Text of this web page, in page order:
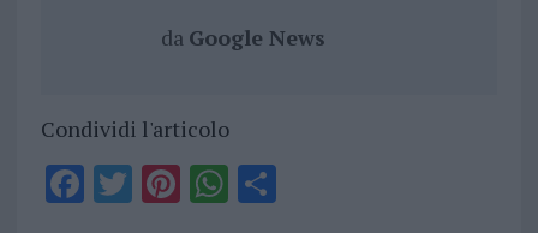
da Google News
Condividi l'articolo
F T PiWS